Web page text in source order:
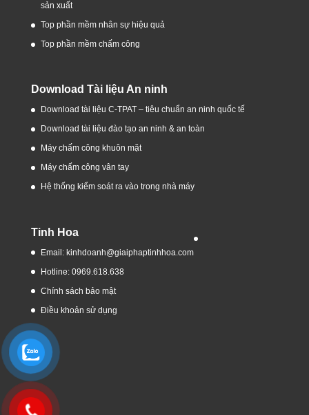
sản xuất
Top phần mềm nhân sự hiệu quả
Top phần mềm chấm công
Download Tài liệu An ninh
Download tài liệu C-TPAT – tiêu chuẩn an ninh quốc tế
Download tài liệu đào tạo an ninh & an toàn
Máy chấm công khuôn mặt
Máy chấm công vân tay
Hệ thống kiểm soát ra vào trong nhà máy
Tinh Hoa
Email: kinhdoanh@giaiphaptinhhoa.com
Hotline: 0969.618.638
Chính sách bảo mật
Điều khoản sử dụng